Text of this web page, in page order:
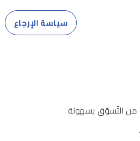
سياسة الإرجاع
من التّسوّق بسهولة